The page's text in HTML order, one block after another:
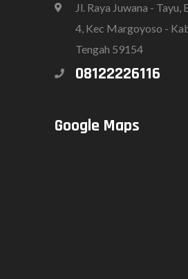
Jl. Raya Juwana - Tayu,
4, Kec Margoyoso -
Tengah 59154
08122226116
Google Maps